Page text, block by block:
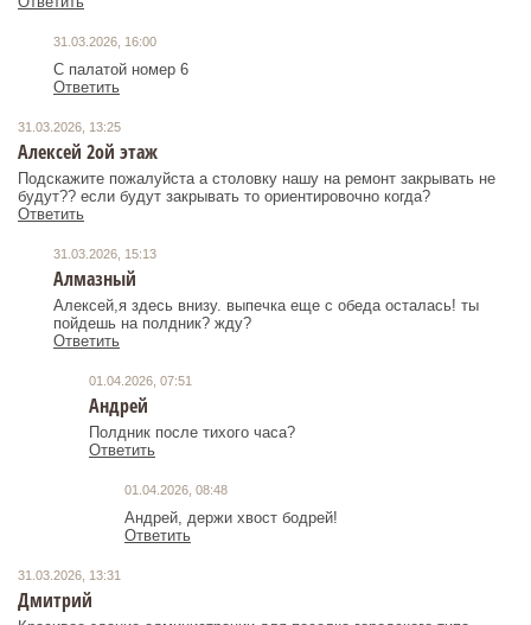
31.03.2026, 16:00
С палатой номер 6
Ответить
31.03.2026, 13:25
Алексей 2ой этаж
Подскажите пожалуйста а столовку нашу на ремонт закрывать не
будут?? если будут закрывать то ориентировочно когда?
Ответить
31.03.2026, 15:13
Алмазный
Алексей,я здесь внизу. выпечка еще с обеда осталась! ты
пойдешь на полдник? жду?
Ответить
01.04.2026, 07:51
Андрей
Полдник после тихого часа?
Ответить
01.04.2026, 08:48
Андрей, держи хвост бодрей!
Ответить
31.03.2026, 13:31
Дмитрий